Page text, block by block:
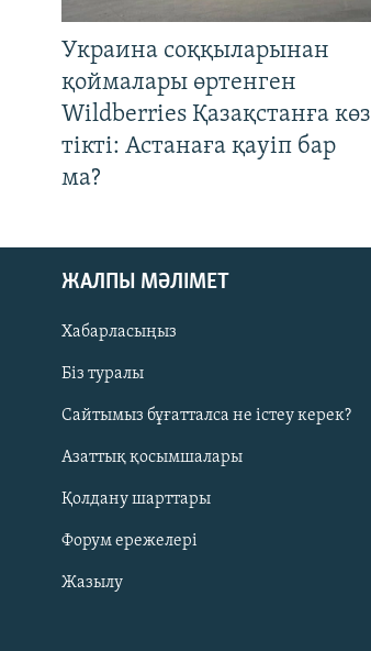
Русский
ЖАЗЫЛЫҢЫЗ
Украина соққыларынан
қоймалары өртенген
Wildberries Қазақстанға көз
тікті: Астанаға қауіп бар
ма?
ЖАЛПЫ МӘЛІМЕТ
Хабарласыңыз
Біз туралы
Сайтымыз бұғатталса не істеу керек?
Азаттық қосымшалары
Қолдану шарттары
Форум ережелері
Жазылу